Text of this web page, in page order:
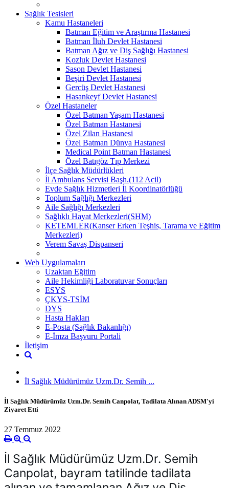
Sağlık Tesisleri
Kamu Hastaneleri
Batman Eğitim ve Araştırma Hastanesi
Batman İluh Devlet Hastanesi
Batman Ağız ve Diş Sağlığı Hastanesi
Kozluk Devlet Hastanesi
Sason Devlet Hastanesi
Beşiri Devlet Hastanesi
Gercüş Devlet Hastanesi
Hasankeyf Devlet Hastanesi
Özel Hastaneler
Özel Batman Yaşam Hastanesi
Özel Batman Hastanesi
Özel Zilan Hastanesi
Özel Batman Dünya Hastanesi
Medical Point Batman Hastanesi
Özel Batıgöz Tıp Merkezi
İlçe Sağlık Müdürlükleri
İl Ambulans Servisi Başh.(112 Acil)
Evde Sağlık Hizmetleri İl Koordinatörlüğü
Toplum Sağlığı Merkezleri
Aile Sağlığı Merkezleri
Sağlıklı Hayat Merkezleri(SHM)
KETEMLER(Kanser Erken Teşhis, Tarama ve Eğitim
Merkezleri)
Verem Savaş Dispanseri
Web Uygulamaları
Uzaktan Eğitim
Aile Hekimliği Laboratuvar Sonuçları
ESYS
ÇKYS-TSİM
DYS
Hasta Hakları
E-Posta (Sağlık Bakanlığı)
E-İmza Başvuru Portali
İletişim
İl Sağlık Müdürümüz Uzm.Dr. Semih ...
İl Sağlık Müdürümüz Uzm.Dr. Semih Canpolat, Tadilata Alınan ADSM'yi
Ziyaret Etti
27 Temmuz 2022
İl Sağlık Müdürümüz Uzm.Dr. Semih
Canpolat, bayram tatilinde tadilata